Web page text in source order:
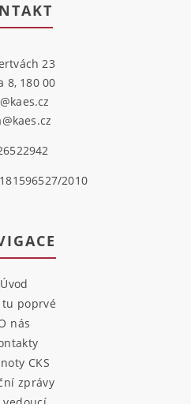
23
8, 180 00
2010
Úvod
tu poprvé
nás
CKS
zprávy